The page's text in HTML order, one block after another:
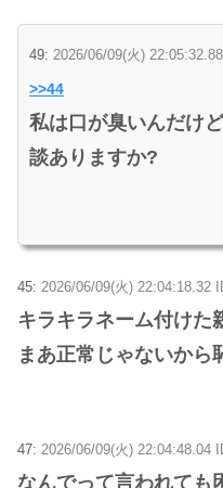
49: 2026/06/09(火)
>>44
私は口が臭いんだけ
談ありますか?
45: 2026/06/09(火) 22:04:18.32
キラキラネーム付けた
まあ正常じゃないから
47: 2026/06/09(火) 22:04:48.04
なんでって言われても